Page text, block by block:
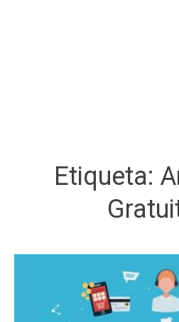
Etiqueta: